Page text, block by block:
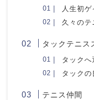
人生初
久々のテ
タックテニス
タック
タックの
テニス仲間